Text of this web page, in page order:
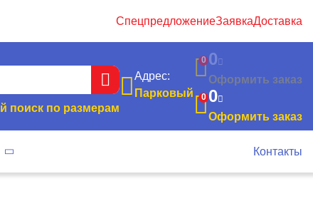
СпецпредложениеЗаявкаДоставка
поиск по размерам
Адрес:
Парковый
0 0
Оформить заказ
0 0
Оформить заказ
Контакты